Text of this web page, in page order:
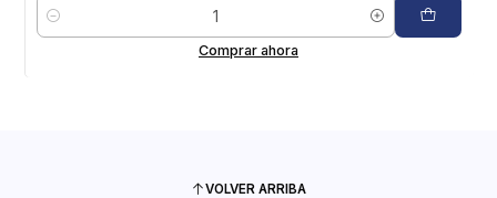
Cantidad
Comprar ahora
VOLVER ARRIBA